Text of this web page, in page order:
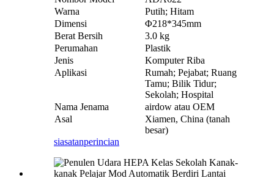
Warna
Putih; Hitam
Dimensi
Φ218*345mm
Berat Bersih
3.0 kg
Perumahan
Plastik
Jenis
Komputer Riba
Aplikasi
Rumah; Pejabat; Ruang
Tamu; Bilik Tidur;
Sekolah; Hospital
Nama Jenama
airdow atau OEM
Asal
Xiamen, China (tanah
besar)
siasatanperincian